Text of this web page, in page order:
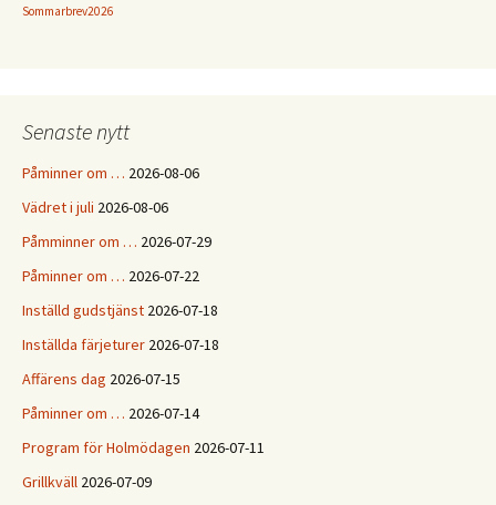
Sommarbrev2026
Senaste nytt
Påminner om … 2026-08-06
Vädret i juli 2026-08-06
Påmminner om … 2026-07-29
Påminner om … 2026-07-22
Inställd gudstjänst 2026-07-18
Inställda färjeturer 2026-07-18
Affärens dag 2026-07-15
Påminner om … 2026-07-14
Program för Holmödagen 2026-07-11
Grillkväll 2026-07-09